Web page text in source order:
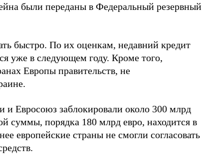
были переданы в Федеральный резервный
быстро. По их оценкам, недавний кредит
уже в следующем году. Кроме того,
Европы правительств, не
Евросоюз заблокировали около 300 млрд
суммы, порядка 180 млрд евро, находится в
европейские страны не смогли согласовать